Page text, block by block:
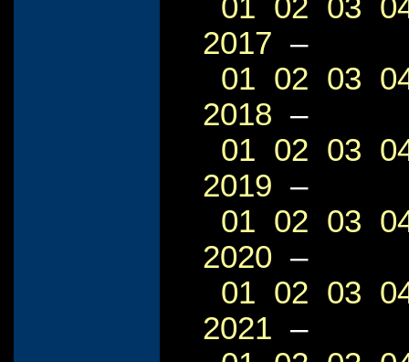
01 02 03
2017 –
01 02 03
2018 –
01 02 03
2019 –
01 02 03
2020 –
01 02 03
2021 –